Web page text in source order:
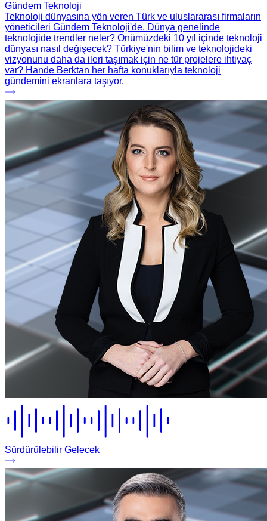
Gündem Teknoloji
Teknoloji dünyasına yön veren Türk ve uluslararası firmaların
yöneticileri Gündem Teknoloji'de. Dünya genelinde
teknolojide trendler neler? Önümüzdeki 10 yıl içinde teknoloji
dünyası nasıl değişecek? Türkiye'nin bilim ve teknolojideki
vizyonunu daha da ileri taşımak için ne tür projelere ihtiyaç
var? Hande Berktan her hafta konuklarıyla teknoloji
gündemini ekranlara taşıyor.
Sürdürülebilir Gelecek